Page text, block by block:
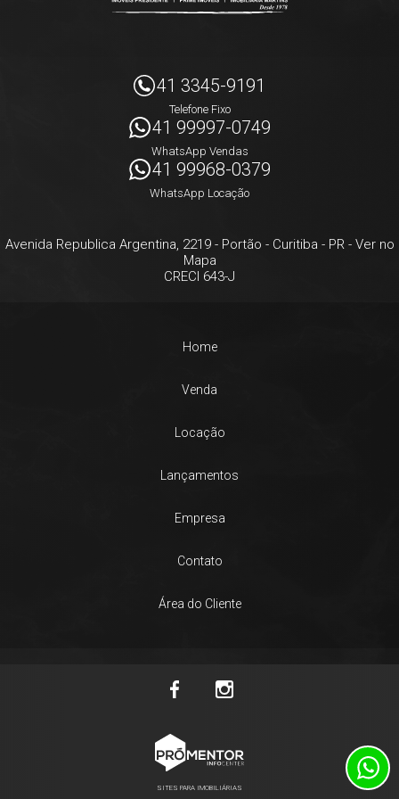
41 3345-9191
Telefone Fixo
41 99997-0749
WhatsApp Vendas
41 99968-0379
WhatsApp Locação
Avenida Republica Argentina, 2219- Portão - Curitiba - PR- Ver no
Mapa
CRECI 643-J
Home
Venda
Locação
Lançamentos
Empresa
Contato
Área do Cliente
SITES PARA IMOBILIÁRIAS